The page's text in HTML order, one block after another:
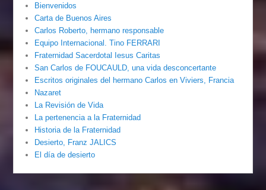
Bienvenidos
Carta de Buenos Aires
Carlos Roberto, hermano responsable
Equipo Internacional. Tino FERRARI
Fraternidad Sacerdotal Iesus Caritas
San Carlos de FOUCAULD, una vida desconcertante
Escritos originales del hermano Carlos en Viviers, Francia
Nazaret
La Revisión de Vida
La pertenencia a la Fraternidad
Historia de la Fraternidad
Desierto, Franz JALICS
El día de desierto